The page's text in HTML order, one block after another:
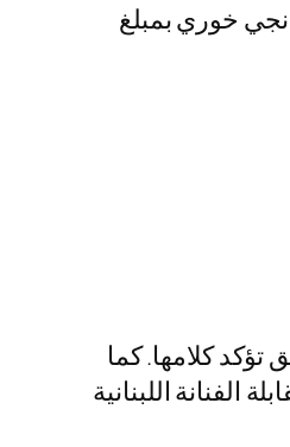
خوري بمبلغ
كلامها. كما
اللبنانية